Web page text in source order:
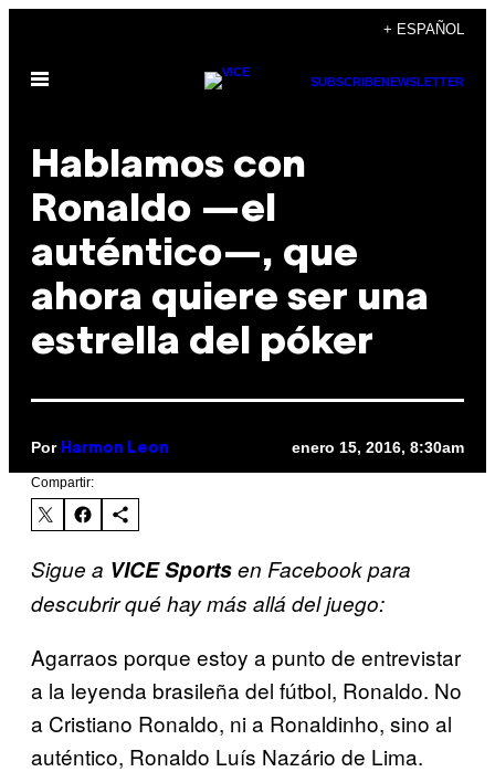
contenido
+ ESPAÑOL
Abrir
SUBSCRIBENEWSLETTER
Hablamos con
Ronaldo —el
auténtico—, que
ahora quiere ser una
estrella del póker
Por Harmon Leon enero 15, 2016, 8:30am
Compartir:
Sigue a VICE Sportsen Facebook para
descubrir qué hay más allá del juego:
Agarraos porque estoy a punto de entrevistar
a la leyenda brasileña del fútbol, Ronaldo. No
a Cristiano Ronaldo, ni a Ronaldinho, sino al
auténtico, Ronaldo Luís Nazário de Lima.